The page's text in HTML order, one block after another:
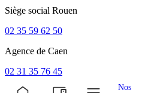
Siège social Rouen
02 35 59 62 50
Agence de Caen
02 31 35 76 45
Nos